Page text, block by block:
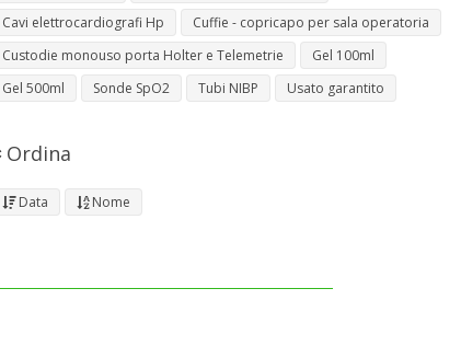
Cavi elettrocardiografi Hp
Cuffie - copricapo per sala operatoria
Custodie monouso porta Holter e Telemetrie
Gel 100ml
Gel 500ml
Sonde SpO2 Tubi NIBP Usato garantito
Ordina
Data Nome